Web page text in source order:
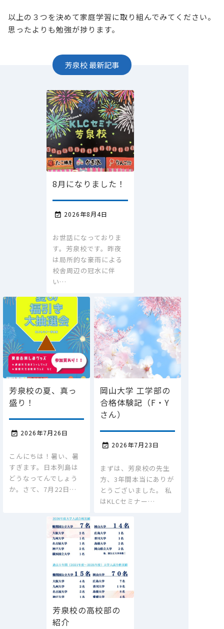
以上の３つを決めて家庭学習に取り組んでみてください。
思ったよりも勉強が捗ります。
芳泉校最新記事
8月になりました！
 2026年8月4日
お世話になっておりま
す。芳泉校です。昨夜
は局所的な豪雨による
校舎周辺の冠水に伴
い…
芳泉校の夏、真っ
盛り！
 2026年7月26日
こんにちは！暑い、暑
すぎます。日本列島は
どうなってんでしょう
か。さて、7月22日…
岡山大学 工学部の
合格体験記（F・Y
さん）
 2026年7月23日
まずは、芳泉校の先生
方、3年間本当にありが
とうございました。 私
はKLCセミナー…
芳泉校の高校部の
紹介